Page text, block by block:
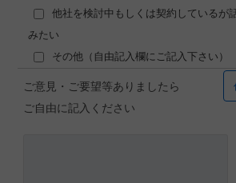
他社を検討中もしくは契約しているが
みたい
その他（自由記入欄にご記入下さい）
ご意見・ご要望等ありましたら
ご自由に記入ください